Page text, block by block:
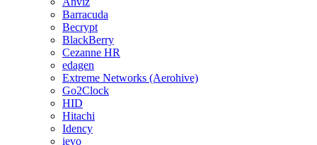
Barracuda
Becrypt
BlackBerry
Cezanne HR
edagen
Extreme Networks (Aerohive)
Go2Clock
HID
Hitachi
Idency
ievo